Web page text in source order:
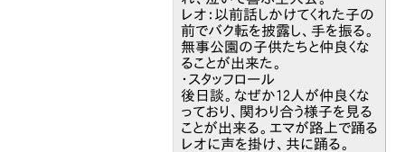
レオ：以前話しかけてくれた子の
前でバク転を披露し、手を振る。
無事公園の子供たちと仲良くな
ることが出来た。
・スタッフロール
後日談。なぜか12人が仲良くな
っており、関わり合う様子を見る
ことが出来る。エマが路上で踊る
レオに声を掛け、共に踊る。